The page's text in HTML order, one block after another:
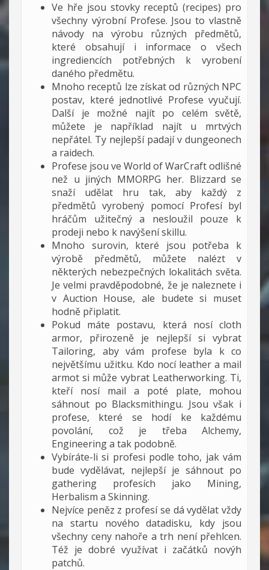
Ve hře jsou stovky receptů (recipes) pro
všechny výrobní Profese. Jsou to vlastně
návody na výrobu různých předmětů,
které obsahují i informace o všech
ingrediencích potřebných k vyrobení
daného předmětu.
Mnoho receptů lze získat od různých NPC
postav, které jednotlivé Profese vyučují.
Další je možné najít po celém světě,
můžete je například najít u mrtvých
nepřátel. Ty nejlepší padají v dungeonech
a raidech.
Profese jsou ve World of WarCraft odlišné
než u jiných MMORPG her. Blizzard se
snaží udělat hru tak, aby každý z
předmětů vyrobený pomocí Profesí byl
hráčům užitečný a nesloužil pouze k
prodeji nebo k navýšení skillu.
Mnoho surovin, které jsou potřeba k
výrobě předmětů, můžete nalézt v
některých nebezpečných lokalitách světa.
Je velmi pravděpodobné, že je naleznete i
v Auction House, ale budete si muset
hodně připlatit.
Pokud máte postavu, která nosí cloth
armor, přirozeně je nejlepší si vybrat
Tailoring, aby vám profese byla k co
největšímu užitku. Kdo nocí leather a mail
armot si může vybrat Leatherworking. Ti,
kteří nosí mail a poté plate, mohou
sáhnout po Blacksmithingu. Jsou však i
profese, které se hodí ke každému
povolání, což je třeba Alchemy,
Engineering a tak podobně.
Vybíráte-li si profesi podle toho, jak vám
bude vydělávat, nejlepší je sáhnout po
gathering profesích jako Mining,
Herbalism a Skinning.
Nejvíce peněz z profesí se dá vydělat vždy
na startu nového datadisku, kdy jsou
všechny ceny nahoře a trh není přehlcen.
Též je dobré využívat i začátků novýh
patchů.